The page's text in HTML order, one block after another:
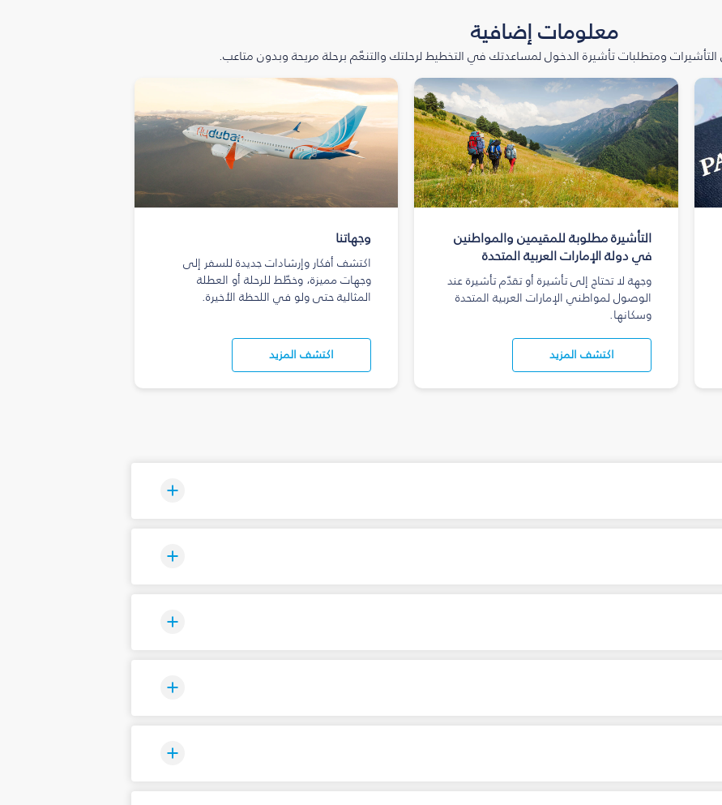
معلومات إضافية
ومتطلبات تأشيرة الدخول لمساعدتك في التخطيط لرحلتك والتنعّم برحلة مريحة وبدون متاعب.
التأشيرة مطلوبة للمقيمين والمواطنين
في دولة الإمارات العربية المتحدة
وجهة لا تحتاج إلى تأشيرة أو تقدّم تأشيرة عند
الوصول لمواطني الإمارات العربية المتحدة
وسكانها.
اكتشف المزيد
وجهاتنا
اكتشف أفكار وإرشادات جديدة للسفر إلى
وجهات مميزة، وخطّط للرحلة أو العطلة
المثالية حتى ولو في اللحظة الأخيرة.
اكتشف المزيد